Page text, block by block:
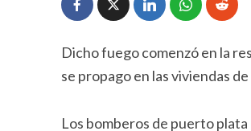
Dicho fuego comenzó en la
se propago en las viviendas
Los bomberos de puerto